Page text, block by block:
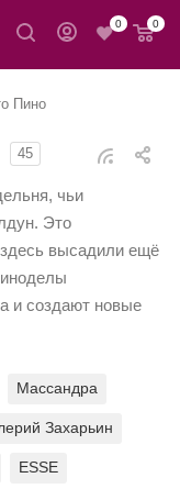
0 0
Пино
45
чьи
Это
высадили ещё
и создают новые
Массандра
Захарьин
ESSE